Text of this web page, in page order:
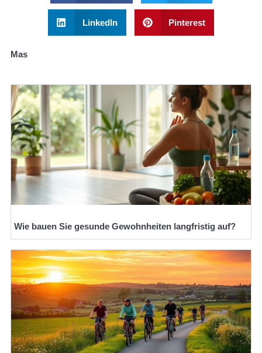
LinkedIn Pinterest
Mas
Wie bauen Sie gesunde Gewohnheiten langfristig auf?